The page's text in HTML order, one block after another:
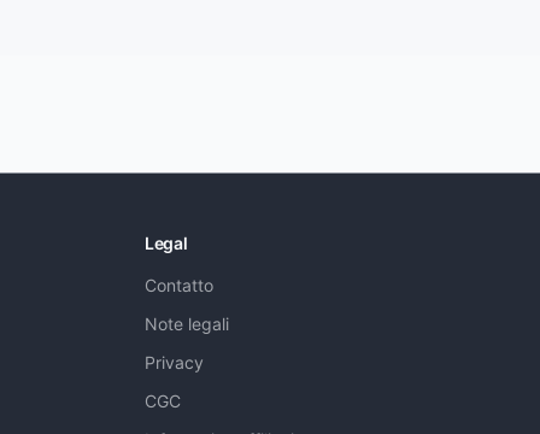
Legal
Contatto
Note legali
Privacy
CGC